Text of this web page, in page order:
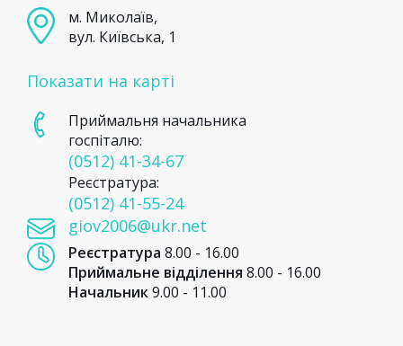
м. Миколаїв,
вул. Київська, 1
Показати на карті
Приймальня начальника
госпіталю:
(0512) 41-34-67
Реєстратура:
(0512) 41-55-24
giov2006@ukr.net
Реєстратура 8.00 - 16.00
Приймальне відділення 8.00 - 16.00
Начальник9.00 - 11.00